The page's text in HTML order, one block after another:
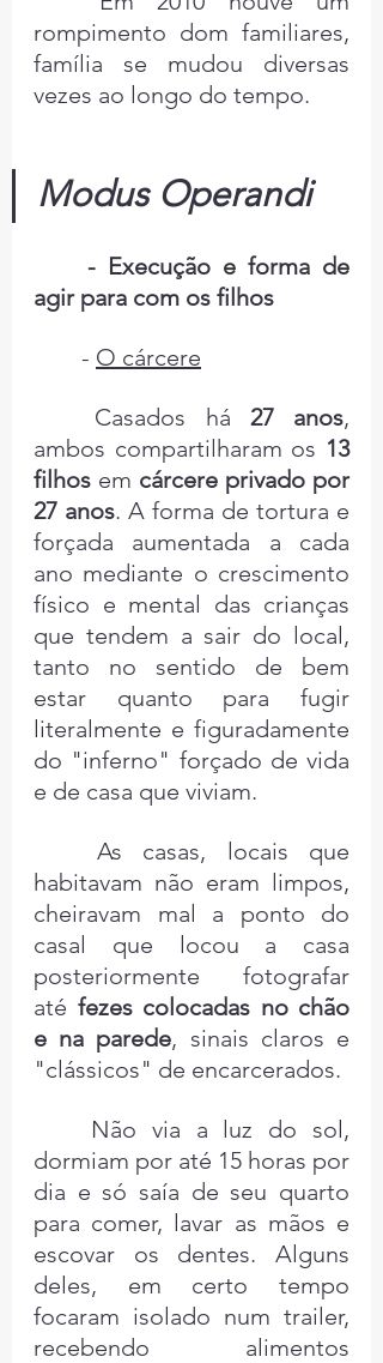
rompimento dom familiares,
família se mudou diversas
vezes ao longo do tempo.
Modus Operandi
agir para com os filhos
	-
O cárcere
	Casados há
27 anos,
ambos compartilharam os 13
filhos em cárcere privado por
27 anos. A forma de tortura e
forçada aumentada a cada
ano mediante o crescimento
físico e mental das crianças
que tendem a sair do local,
tanto no sentido de bem
estar quanto para fugir
literalmente e figuradamente
do "inferno" forçado de vida
e de casa que viviam.
habitavam não eram limpos,
cheiravam mal a ponto do
casal que locou a casa
posteriormente fotografar
até fezes colocadas no chão
e na parede, sinais claros e
"clássicos" de encarcerados.
dormiam por até 15 horas por
dia e só saía de seu quarto
para comer, lavar as mãos e
escovar os dentes. Alguns
deles, em certo tempo
focaram isolado num trailer,
recebendo alimentos